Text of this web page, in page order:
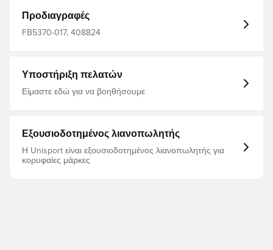
Προδιαγραφές
FB5370-017, 408824
Υποστήριξη πελατών
Είμαστε εδώ για να βοηθήσουμε
Εξουσιοδοτημένος λιανοπωλητής
Η Unisport είναι εξουσιοδοτημένος λιανοπωλητής για
κορυφαίες μάρκες